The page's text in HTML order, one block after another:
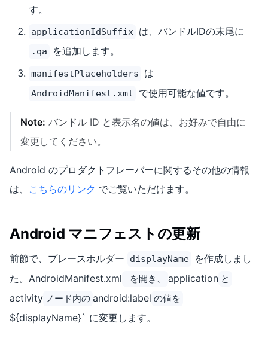
す。
applicationIdSuffix は、バンドルIDの末尾に
.qa を追加します。
manifestPlaceholders は
AndroidManifest.xml で使用可能な値です。
Note: バンドル ID と表示名の値は、お好みで自由に
変更してください。
Android のプロダクトフレーバーに関するその他の情報
は、 こちらのリンク でご覧いただけます。
Android マニフェストの更新
前節で、プレースホルダー displayName
を作成しまし
た。AndroidManifest.xml
を開き、 application と
activity ノード内の android:label の値を
${displayName}` に変更します。